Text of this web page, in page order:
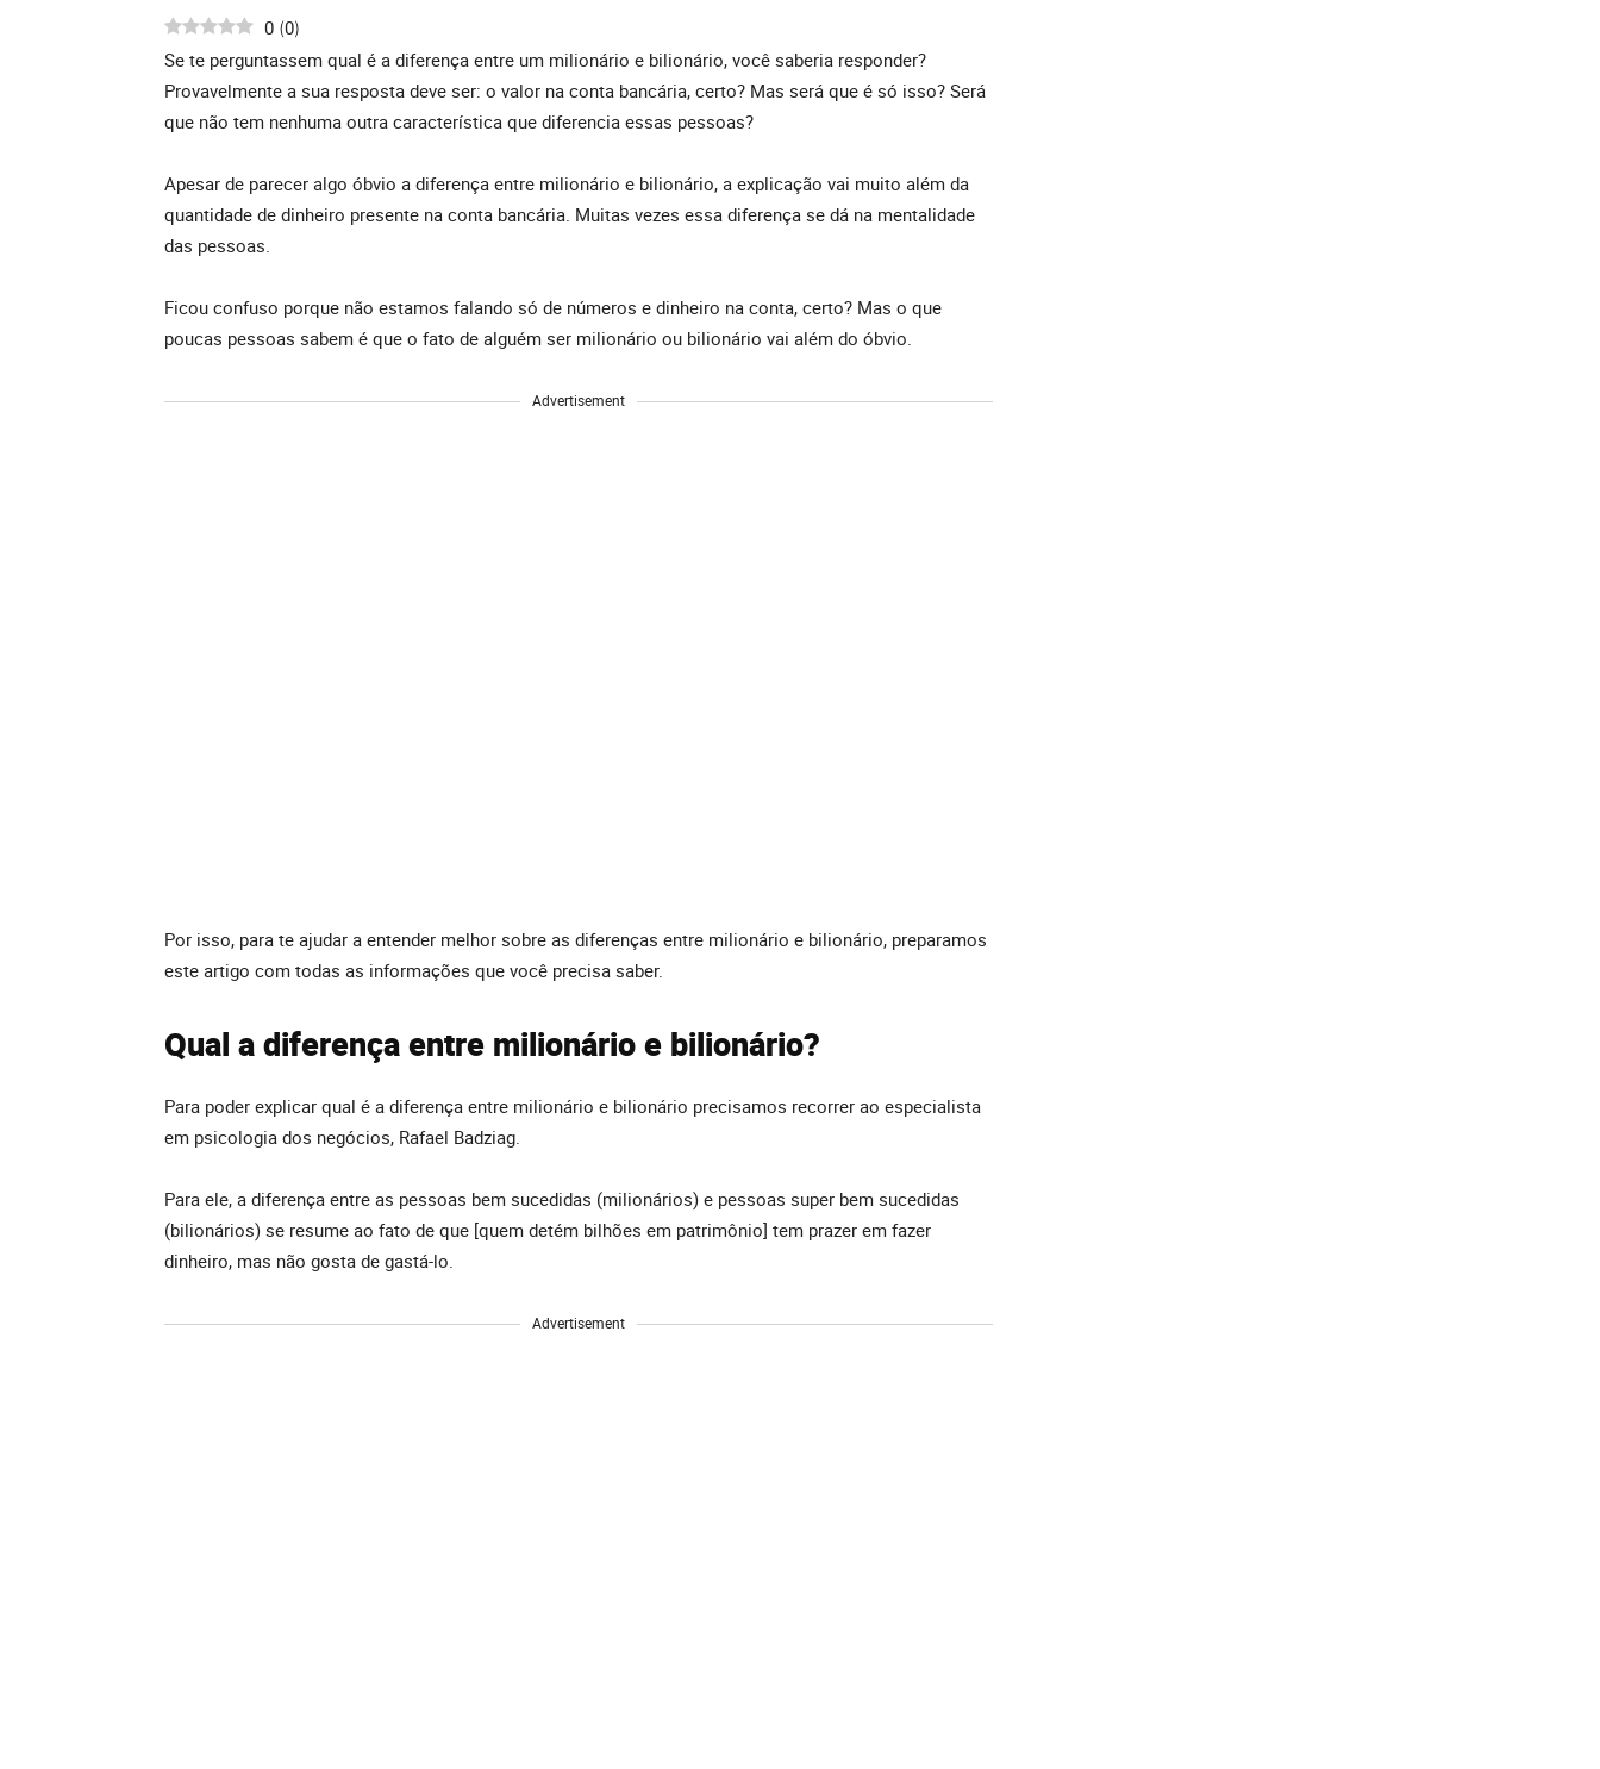
0 (0)
Se te perguntassem qual é a diferença entre um milionário e bilionário, você saberia responder?
Provavelmente a sua resposta deve ser: o valor na conta bancária, certo? Mas será que é só isso? Será
que não tem nenhuma outra característica que diferencia essas pessoas?
Apesar de parecer algo óbvio a diferença entre milionário e bilionário, a explicação vai muito além da
quantidade de dinheiro presente na conta bancária. Muitas vezes essa diferença se dá na mentalidade
das pessoas.
Ficou confuso porque não estamos falando só de números e dinheiro na conta, certo? Mas o que
poucas pessoas sabem é que o fato de alguém ser milionário ou bilionário vai além do óbvio.
Advertisement
Por isso, para te ajudar a entender melhor sobre as diferenças entre milionário e bilionário, preparamos
este artigo com todas as informações que você precisa saber.
Qual a diferença entre milionário e bilionário?
Para poder explicar qual é a diferença entre milionário e bilionário precisamos recorrer ao especialista
em psicologia dos negócios, Rafael Badziag.
Para ele, a diferença entre as pessoas bem sucedidas (milionários) e pessoas super bem sucedidas
(bilionários) se resume ao fato de que [quem detém bilhões em patrimônio] tem prazer em fazer
dinheiro, mas não gosta de gastá-lo.
Advertisement